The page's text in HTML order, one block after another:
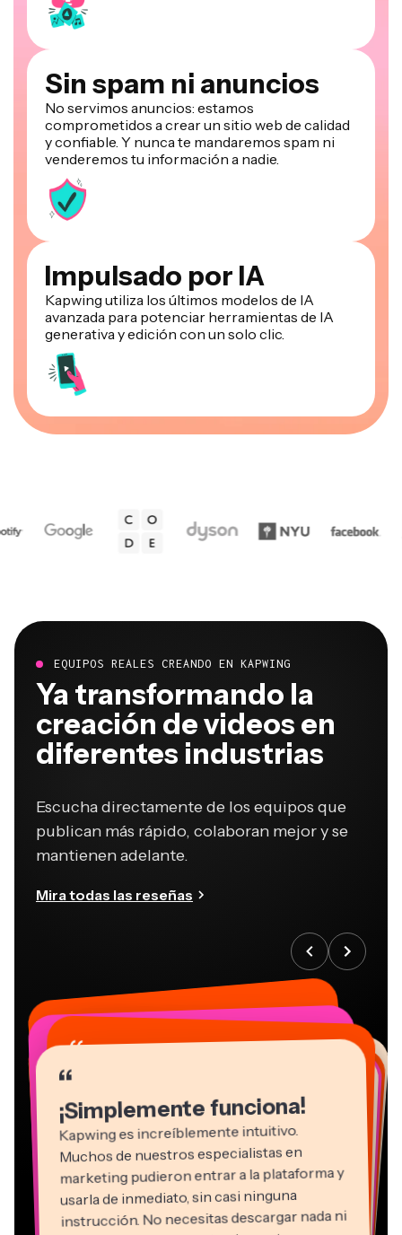
Sin spam ni anuncios
No servimos anuncios: estamos
comprometidos a crear un sitio web de calidad
y confiable. Y nunca te mandaremos spam ni
venderemos tu información a nadie.
Impulsado por IA
Kapwing utiliza los últimos modelos de IA
avanzada para potenciar herramientas de IA
generativa y edición con un solo clic.
EQUIPOS REALES CREANDO EN KAPWING
Ya transformando la
creación de videos en
diferentes industrias
Escucha directamente de los equipos que
publican más rápido, colaboran mejor y se
mantienen adelante.
Mira todas las reseñas
“
¡Simplemente funciona!
Kapwing es increíblemente intuitivo.
Muchos de nuestros especialistas en
marketing pudieron entrar a la plataforma y
usarla de inmediato, sin casi ninguna
instrucción. No necesitas descargar nada ni
“
“
“
“
“
“
“